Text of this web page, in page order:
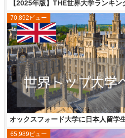
【2025年版】THE世界大学ランキ
オックスフォード大学に日本人留学
70,892ビュー
65,989ビュー